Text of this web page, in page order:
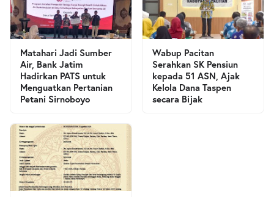
Matahari Jadi Sumber
Air, Bank Jatim
Hadirkan PATS untuk
Menguatkan Pertanian
Petani Sirnoboyo
Wabup Pacitan
Serahkan SK Pensiun
kepada 51 ASN, Ajak
Kelola Dana Taspen
secara Bijak